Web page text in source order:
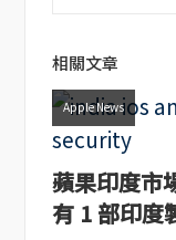
相關文章
Apple News
蘋果印度市
有 1 部印度